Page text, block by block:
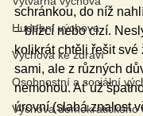
Hudební výchova
Výchova ke zdraví
Osobnostní a sociální
Výchova demokratického
schránkou, do níž
– blízcí nebo cizí.
kolikrát chtěli řešit
sami, ale z různých
nemohou. Ať už
úrovní (slabá znalost